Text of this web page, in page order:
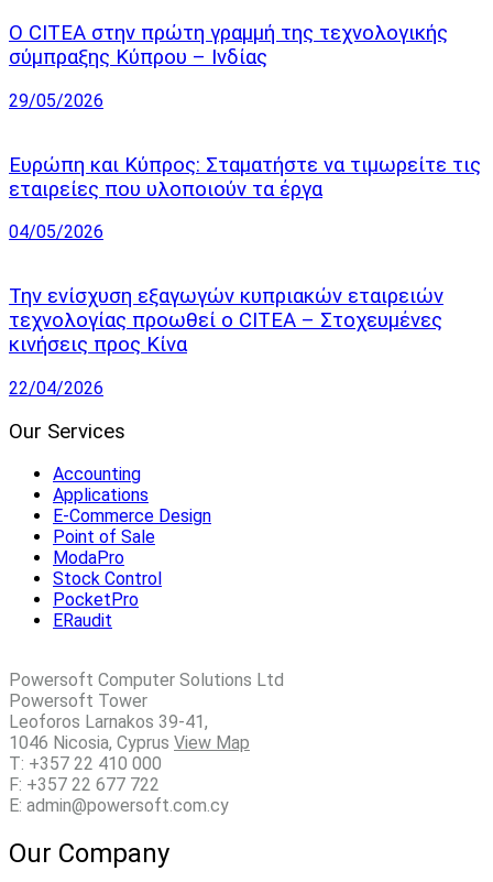
Ο CITEA στην πρώτη γραμμή της τεχνολογικής
σύμπραξης Κύπρου – Ινδίας
29/05/2026
Ευρώπη και Κύπρος: Σταματήστε να τιμωρείτε τις
εταιρείες που υλοποιούν τα έργα
04/05/2026
Την ενίσχυση εξαγωγών κυπριακών εταιρειών
τεχνολογίας προωθεί ο CITEA – Στοχευμένες
κινήσεις προς Κίνα
22/04/2026
Our Services
Accounting
Applications
E-Commerce Design
Point of Sale
ModaPro
Stock Control
PocketPro
ERaudit
Powersoft Computer Solutions Ltd
Powersoft Tower
Leoforos Larnakos 39-41,
1046 Nicosia, Cyprus View Map
T: +357 22 410 000
F: +357 22 677 722
E: admin@powersoft.com.cy
Our Company